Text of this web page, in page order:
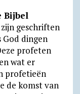
Bijbel
geschriften
dingen
profeten
wat er
profetieën
de komst van